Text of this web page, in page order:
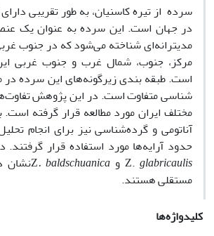
سرده
در جهان است. این سرده به عنوان یک
مدیترانه‌ای شناخته می‌شود که در جنوب
مرکز، جنوب، شمال غرب و جنوب غربی
است. طبقه ­بندی زیرگونه‌های این سرده در
شناسی متفاوت است. در این پژوهش
مختلف ایران مورد مطالعه قرار گرفته است.
آناتومی و گرده‌شناسی نیز برای انجام
حدود آرایه‌ها مورد استفاده قرار گرفتند.
نشانZ. baldschuanica و Z. glabricaulis
مستقلی هستند.
کلیدواژه‌ها